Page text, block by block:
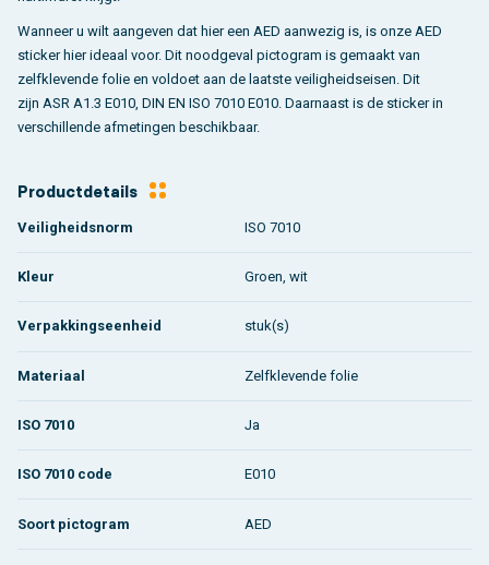
Wanneer u wilt aangeven dat hier een AED aanwezig is, is onze AED
sticker hier ideaal voor. Dit noodgeval pictogram is gemaakt van
zelfklevende folie en voldoet aan de laatste veiligheidseisen. Dit
zijn ASR A1.3 E010, DIN EN ISO 7010 E010. Daarnaast is de sticker in
verschillende afmetingen beschikbaar.
Productdetails
Veiligheidsnorm ISO 7010
Kleur Groen, wit
Verpakkingseenheid stuk(s)
Materiaal Zelfklevende folie
ISO 7010 Ja
ISO 7010 code E010
Soort pictogram AED